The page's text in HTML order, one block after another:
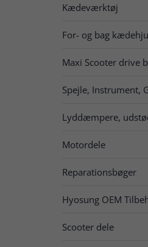
Kædeværktøj
For- og bag
Maxi Scooter drive
Spejle, Instrument,
Lyddæmpere,
Motordele
Reparationsbøger
Hyosung OEM
Scooter dele